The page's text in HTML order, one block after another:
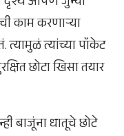
काम करणाऱ्या
त्यामुळं त्यांच्या पॉकेट
छोटा खिसा तयार
बाजूंना धातूचे छोटे